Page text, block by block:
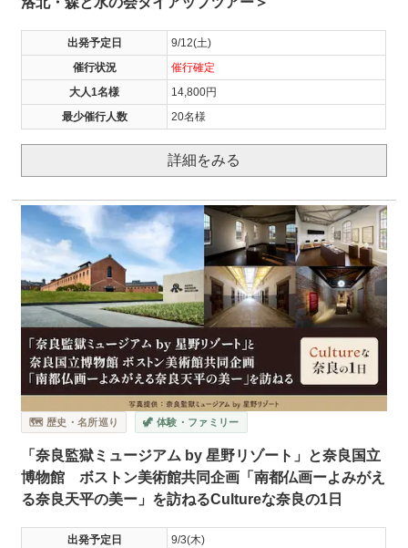
出発予定日
9/12(土)
催行状況
催行確定
大人1名様
14,800円
最少催行人数
20名様
詳細をみる
🗺️ 歴史・名所巡り 🦖 体験・ファミリー
「奈良監獄ミュージアム by 星野リゾート」と奈良国立
博物館 ボストン美術館共同企画「南都仏画ーよみがえ
る奈良天平の美ー」を訪ねるCultureな奈良の1日
出発予定日
9/3(木)